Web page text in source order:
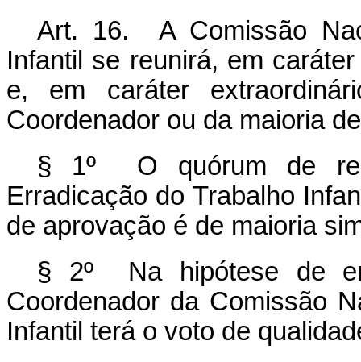
Art. 16. A Comissão
Infantil se reunirá, em
e, em caráter
Coordenador ou da maioria
§ 1º O quórum de
Erradicação do Trabalho
de aprovação é de maioria
§ 2º Na hipótese de
Coordenador da Comissão
Infantil terá o voto de